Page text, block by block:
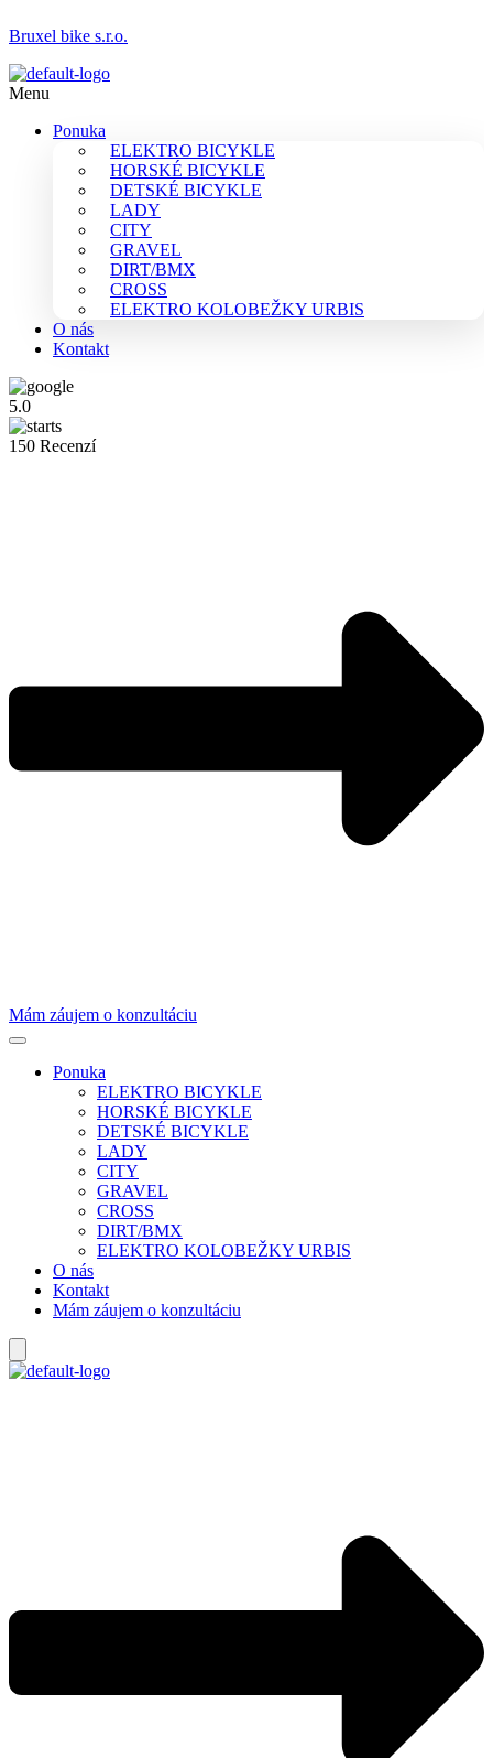
Bruxel bike s.r.o.
Menu
Ponuka
ELEKTRO BICYKLE
HORSKÉ BICYKLE
DETSKÉ BICYKLE
LADY
CITY
GRAVEL
DIRT/BMX
CROSS
ELEKTRO KOLOBEŽKY URBIS
O nás
Kontakt
5.0
150 Recenzí
Mám záujem o konzultáciu
Ponuka
ELEKTRO BICYKLE
HORSKÉ BICYKLE
DETSKÉ BICYKLE
LADY
CITY
GRAVEL
CROSS
DIRT/BMX
ELEKTRO KOLOBEŽKY URBIS
O nás
Kontakt
Mám záujem o konzultáciu